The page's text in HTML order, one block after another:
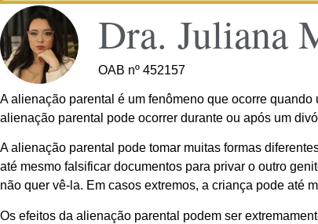
Dra. Juliana
OAB nº 452157
A alienação parental é um fenômeno que ocorre
alienação parental pode ocorrer durante ou após um
A alienação parental pode tomar muitas formas
até mesmo falsificar documentos para privar o outro
não quer vê-la. Em casos extremos, a criança pode até
Os efeitos da alienação parental podem ser